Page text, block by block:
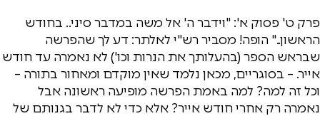
פרק ט' פסוק א': "וידבר ה' אל משה במדבר סיני.. בחודש
הראשון.." הופה! מסביר רש"י לאלתר: דע לך שהפרשה
שבראש הספר (בהעלותך את הנרות וכו') לא נאמרה עד חודש
אייר. – בסוגריים, מכאן נלמד שאין מוקדם ומאחור בתורה –
וכל זה למה? למה באמת הפרשה מופיעה ראשונה אבל
נאמרה רק אחרי חודש אייר? אלא כדי לא לדבר בגנותם של